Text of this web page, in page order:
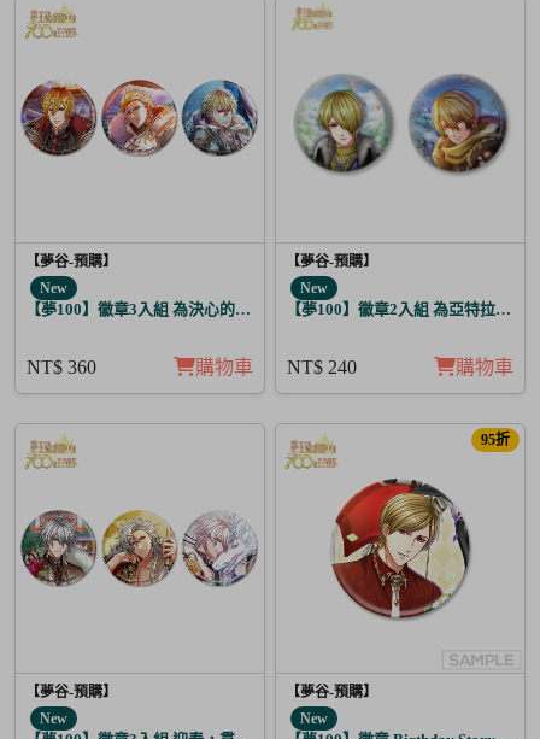
【夢谷-預購】
New
【夢100】徽章3入組 為決心的落幕獻上愛之歌 阿波羅
NT$ 360 購物車
【夢谷-預購】
New
【夢100】徽章2入組 為亞特拉斯的
NT$ 240 購物車
【夢谷-預購】
New
95折
【夢谷-預購】
New